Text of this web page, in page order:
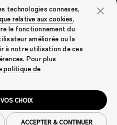
odpadu
Czech Republic (Čeština)
Soubory cookie
Cookie Settings
technologies connexes,
relative aux cookies,
le fonctionnement du
améliorée ou la
à notre utilisation de ces
Pour plus
politique de
CHOIX
ACCEPTER & CONTINUER